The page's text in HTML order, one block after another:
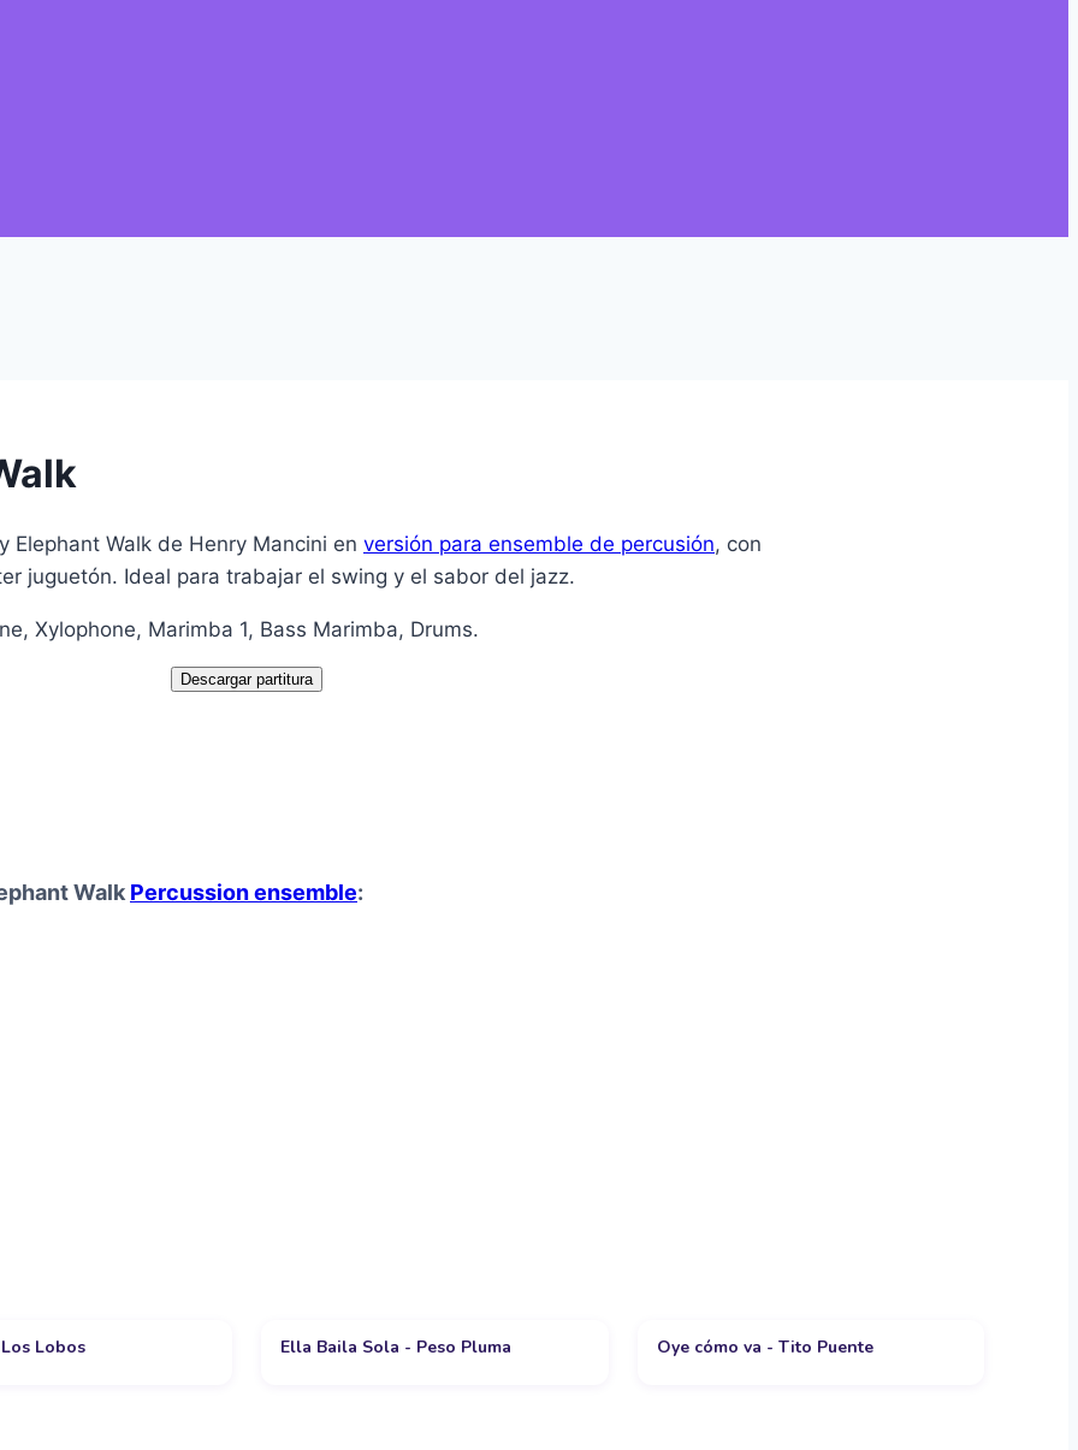
Elephant Walk de Henry Mancini en versión para ensemble de percusión, con
juguetón. Ideal para trabajar el swing y el sabor del jazz.
Xylophone, Marimba 1, Bass Marimba, Drums.
Descargar partitura
Walk Percussion ensemble:
Lobos Ella Baila Sola - Peso Pluma Oye cómo va - Tito Puente